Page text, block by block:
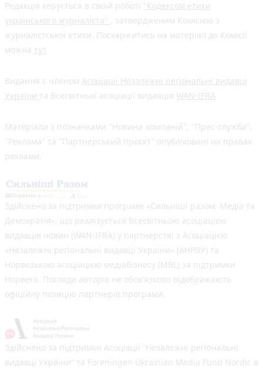
Редакція керується в своїй роботі "Кодексом етики
українського журналіста"
, затвердженим Комісією з
журналістської етики. Поскаржитись на матеріал до Комісії
можна тут
Видання є членом Асоціації Незалежні регіональні видавці
України та Всесвітньої асоціації видавців WAN-IFRA
Матеріали з позначками "Новини компаній", "Прес-служба",
"Реклама" та "Партнерський проєкт" опубліковані на правах
реклами.
Здійснено за підтримки програми «Сильніші разом: Медіа та
Демократія», що реалізується Всесвітньою асоціацією
видавців новин (WAN-IFRA) у партнерстві з Асоціацією
«Незалежні регіональні видавці України» (АНРВУ) та
Норвезькою асоціацією медіабізнесу (MBL) за підтримки
Норвегії. Погляди авторів не обов’язково відображають
офіційну позицію партнерів програми.
Здійснено за підтримки Асоціації “Незалежні регіональні
видавці України” та Foreningen Ukrainian Media Fund Nordic в